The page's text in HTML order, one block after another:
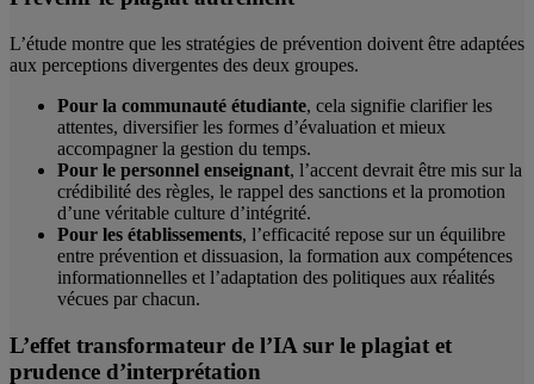
L’étude montre que les stratégies de prévention doivent être adaptées
aux perceptions divergentes des deux groupes.
Pour la communauté étudiante, cela signifie clarifier les
attentes, diversifier les formes d’évaluation et mieux
accompagner la gestion du temps.
Pour le personnel enseignant, l’accent devrait être mis sur la
crédibilité des règles, le rappel des sanctions et la promotion
d’une véritable culture d’intégrité.
Pour les établissements, l’efficacité repose sur un équilibre
entre prévention et dissuasion, la formation aux compétences
informationnelles et l’adaptation des politiques aux réalités
vécues par chacun.
L’effet transformateur de l’IA sur le plagiat et
prudence d’interprétation